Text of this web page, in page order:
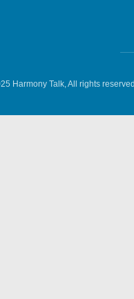
Harmony Talk, All rights reserved.